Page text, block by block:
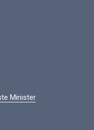
Minister